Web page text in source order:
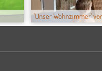
'Unser Wohnzimmer'